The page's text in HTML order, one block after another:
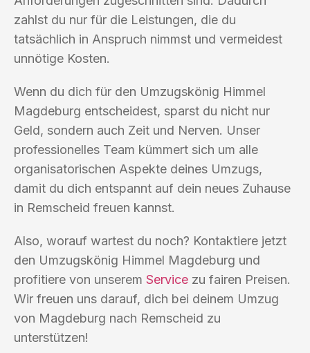
zahlst du nur für die Leistungen, die du
tatsächlich in Anspruch nimmst und vermeidest
unnötige Kosten.
Wenn du dich für den Umzugskönig Himmel
Magdeburg entscheidest, sparst du nicht nur
Geld, sondern auch Zeit und Nerven. Unser
professionelles Team kümmert sich um alle
organisatorischen Aspekte deines Umzugs,
damit du dich entspannt auf dein neues Zuhause
in Remscheid freuen kannst.
Also, worauf wartest du noch? Kontaktiere jetzt
den Umzugskönig Himmel Magdeburg und
profitiere von unserem Service zu fairen Preisen.
Wir freuen uns darauf, dich bei deinem Umzug
von Magdeburg nach Remscheid zu
unterstützen!